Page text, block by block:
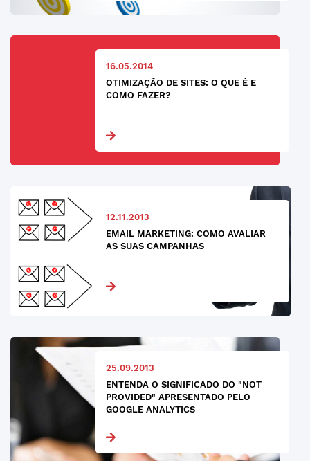
16.05.2014
OTIMIZAÇÃO DE SITES: O QUE É E
COMO FAZER?
12.11.2013
EMAIL MARKETING: COMO AVALIAR
AS SUAS CAMPANHAS
25.09.2013
ENTENDA O SIGNIFICADO DO "NOT
PROVIDED" APRESENTADO PELO
GOOGLE ANALYTICS